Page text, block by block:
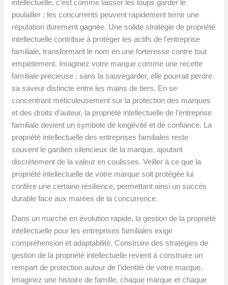
intellectuelle, c’est comme laisser les loups garder le
poulailler ; les concurrents peuvent rapidement ternir une
réputation durement gagnée. Une solide stratégie de propriété
intellectuelle contribue à protéger les actifs de l’entreprise
familiale, transformant le nom en une forteresse contre tout
empiètement. Imaginez votre marque comme une recette
familiale précieuse : sans la sauvegarder, elle pourrait perdre
sa saveur distincte entre les mains de tiers. En se
concentrant méticuleusement sur la protection des marques
et des droits d’auteur, la propriété intellectuelle de l’entreprise
familiale devient un symbole de longévité et de confiance. La
propriété intellectuelle des entreprises familiales reste
souvent le gardien silencieux de la marque, ajoutant
discrètement de la valeur en coulisses. Veiller à ce que la
propriété intellectuelle de votre marque soit protégée lui
confère une certaine résilience, permettant ainsi un succès
durable face aux marées de la concurrence.
Dans un marché en évolution rapide, la gestion de la propriété
intellectuelle pour les entreprises familiales exige
compréhension et adaptabilité. Construire des stratégies de
gestion de la propriété intellectuelle revient à construire un
rempart de protection autour de l’identité de votre marque.
Imaginez une histoire de famille, chaque marque et chaque